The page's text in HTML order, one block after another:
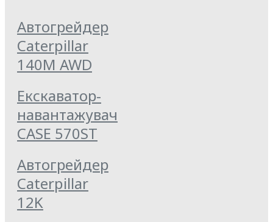
Автогрейдер
Caterpillar
140M AWD
Екскаватор-
навантажувач
CASE 570ST
Автогрейдер
Caterpillar
12K